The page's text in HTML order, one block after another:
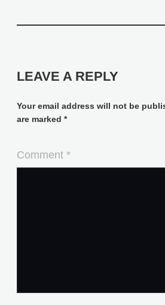
LEAVE A REPLY
Your email address will not be
are marked *
Comment *